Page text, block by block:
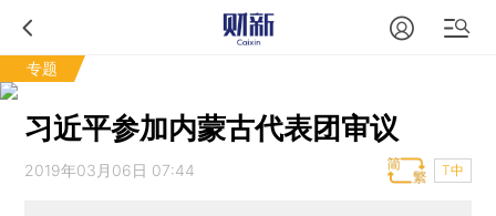
专题
习近平参加内蒙古代表团审议
2019年03月06日 07:44 T中